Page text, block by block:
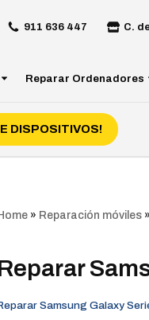
911 636 447 C.
Reparar Ordenadores
DISPOSITIVOS!
» Reparación móviles »
Samsung Galaxy